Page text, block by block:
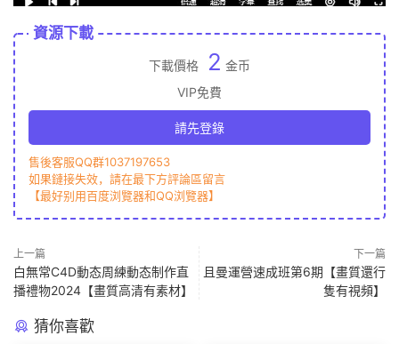
資源下載
下載價格 2 金币
VIP免費
請先登錄
售後客服QQ群1037197653
如果鏈接失效，請在最下方評論區留言
【最好别用百度浏覽器和QQ浏覽器】
上一篇
白無常C4D動态周練動态制作直
播禮物2024【畫質高清有素材】
下一篇
且曼運營速成班第6期【畫質還行
隻有視頻】
猜你喜歡